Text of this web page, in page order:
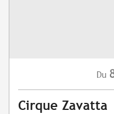
Du
Cirque Zavatta